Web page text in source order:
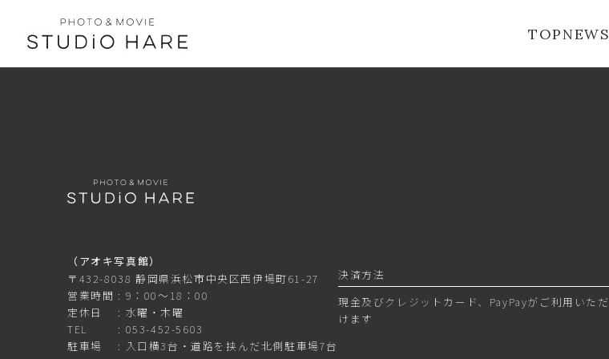
TOPNEWS
（アオキ写真館）
〒432-8038 静岡県浜松市中央区西伊場町61-27
営業時間
9：00～18：00
定休日
水曜・木曜
TEL
053-452-5603
駐車場
入口横3台・道路を挟んだ北側駐車場7台
決済方法
現金及びクレジットカード、PayPayがご利用いただ
けます